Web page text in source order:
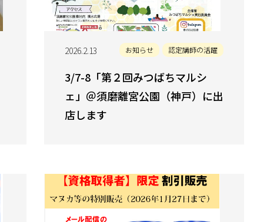
2026.2.13 お知らせ 認定講師の活躍
3/7-8「第２回みつばちマルシ
ェ」＠須磨離宮公園（神戸）に出
店します